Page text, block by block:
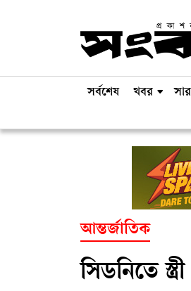
সর্বশেষ খবর
আন্তর্জাতিক
সিডনিতে